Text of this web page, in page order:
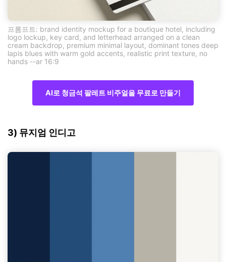
프롬프트: brand identity mockup for a boutique hotel, including
logo lockup, key card, and letterhead arranged on a clean
cream backdrop, premium minimal layout, dominant tones deep
lapis blues with warm gold accents, realistic print texture, no
hands --ar 16:9
AI로 청금석 팔레트 비주얼을 무료로 만들기
3) 뮤지엄 인디고